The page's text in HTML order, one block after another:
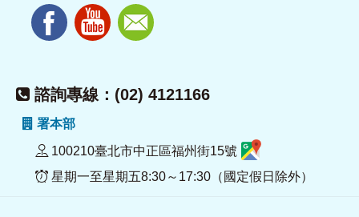
諮詢專線：(02) 4121166
署本部
100210臺北市中正區福州街15號
星期一至星期五8:30～17:30（國定假日除外）